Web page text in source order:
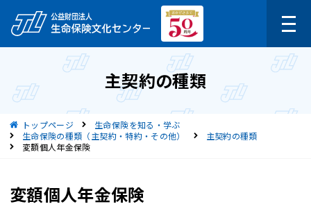
主契約の種類
現在位置トップページ
生命保険を知る・学ぶ
生命保険の種類（主契約・特約・その他）
主契約の種類
変額個人年金保険
変額個人年金保険